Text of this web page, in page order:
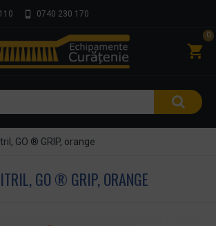
0740 230 170
0
GO ® GRIP, orange
GO ® GRIP, ORANGE